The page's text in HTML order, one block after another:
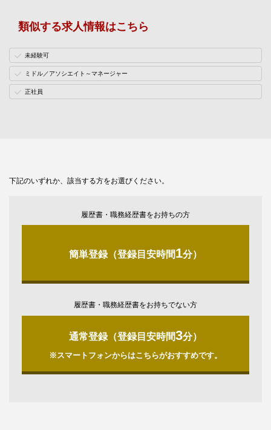
類似する求人情報はこちら
未経験可
ミドル／アソシエイト～マネージャー
正社員
下記のいずれか、該当する方をお選びください。
履歴書・職務経歴書をお持ちの方
簡単登録（登録目安時間1分）
履歴書・職務経歴書をお持ちでない方
通常登録（登録目安時間3分）
※スマートフォンからはこちらがおすすめです。